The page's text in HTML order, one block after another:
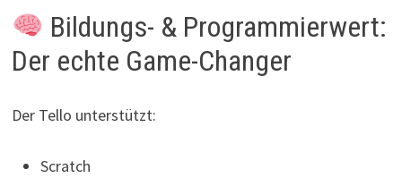
Bildungs- & Programmierwert:
Der echte Game-Changer
Der Tello unterstützt:
Scratch